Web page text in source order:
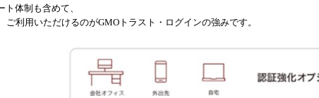
体制も含めて、
利用いただけるのがGMOトラスト・ログインの強みです。